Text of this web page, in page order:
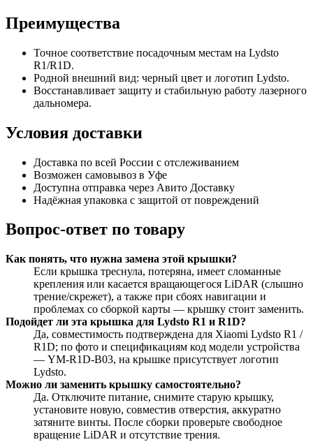
Преимущества
Точное соответствие посадочным местам на Lydsto
R1/R1D.
Родной внешний вид: черный цвет и логотип Lydsto.
Восстанавливает защиту и стабильную работу лазерного
дальномера.
Условия доставки
Доставка по всей России с отслеживанием
Возможен самовывоз в Уфе
Доступна отправка через Авито Доставку
Надёжная упаковка с защитой от повреждений
Вопрос-ответ по товару
Как понять, что нужна замена этой крышки?
Если крышка треснула, потеряна, имеет сломанные
крепления или касается вращающегося LiDAR (слышно
трение/скрежет), а также при сбоях навигации и
проблемах со сборкой карты — крышку стоит заменить.
Подойдет ли эта крышка для Lydsto R1 и R1D?
Да, совместимость подтверждена для Xiaomi Lydsto R1 /
R1D; по фото и спецификациям код модели устройства
— YM-R1D-B03, на крышке присутствует логотип
Lydsto.
Можно ли заменить крышку самостоятельно?
Да. Отключите питание, снимите старую крышку,
установите новую, совместив отверстия, аккуратно
затяните винты. После сборки проверьте свободное
вращение LiDAR и отсутствие трения.